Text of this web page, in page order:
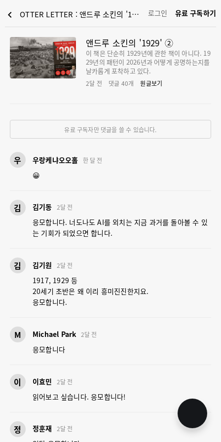
chevron_left OTTER LETTER : 앤드루 소킨의 '1929' ② 로그인 유료 구독하기
앤드루 소킨의 '1929' ②
이 책은 단순히 1929년에 관한 책이 아니다. 19
29년의 패턴이 2026년과 어떻게 공명하는지를
날카롭게 포착하고 있다.
2달 전 댓글 40개 원글보기
유료 구독자만 댓글을 쓸 수 있습니다.
우 우랑케냐오오홀 한 달 전
😀
김 김기동 2달 전
응모합니다. 너도나도 AI를 외치는 지금 과거를 돌아볼 수 있
는 기회가 되었으면 합니다.
김 김기원 2달 전
1917, 1929 등
20세기 초반은 왜 이리 흥미진진한지요.
응모합니다.
M Michael Park 2달 전
응모합니다
이 이효민 2달 전
읽어보고 싶습니다. 응모합니다!
정 정훈재 2달 전